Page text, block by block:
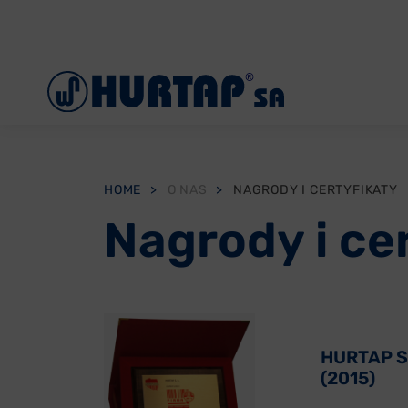
HOME > O NAS > NAGRODY I CERTYFIKATY
Nagrody i
HURTAP
(2015)
Aktualności